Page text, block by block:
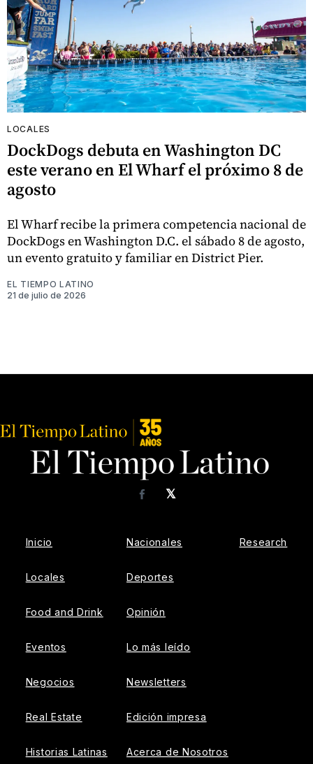
LOCALES
DockDogs debuta en Washington DC
este verano en El Wharf el próximo 8 de
agosto
El Wharf recibe la primera competencia nacional de
DockDogs en Washington D.C. el sábado 8 de agosto,
un evento gratuito y familiar en District Pier.
EL TIEMPO LATINO
21 de julio de 2026
𝕏
Facebook
Inicio
Locales
Food and Drink
Eventos
Negocios
Real Estate
Historias Latinas
Nacionales
Deportes
Opinión
Lo más leído
Newsletters
Edición impresa
Acerca de Nosotros
Research